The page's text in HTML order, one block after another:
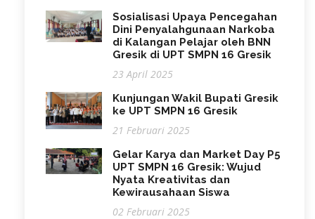
Sosialisasi Upaya Pencegahan
Dini Penyalahgunaan Narkoba
di Kalangan Pelajar oleh BNN
Gresik di UPT SMPN 16 Gresik
23 April 2025
Kunjungan Wakil Bupati Gresik
ke UPT SMPN 16 Gresik
21 Februari 2025
Gelar Karya dan Market Day P5
UPT SMPN 16 Gresik: Wujud
Nyata Kreativitas dan
Kewirausahaan Siswa
02 Februari 2025